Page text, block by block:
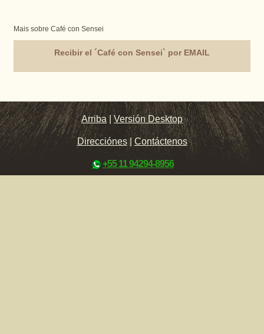
Mais sobre Café con Sensei
Recibir el ´Café con Sensei` por EMAIL
Arriba |Versión Desktop
Direcciónes| Contáctenos
+55 11 94294-8956